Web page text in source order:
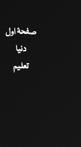
صفحۂ اول
دنیا
تعلیم